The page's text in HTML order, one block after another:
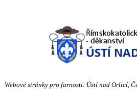
Webové stránky pro farnosti: Ústí nad Orlicí,